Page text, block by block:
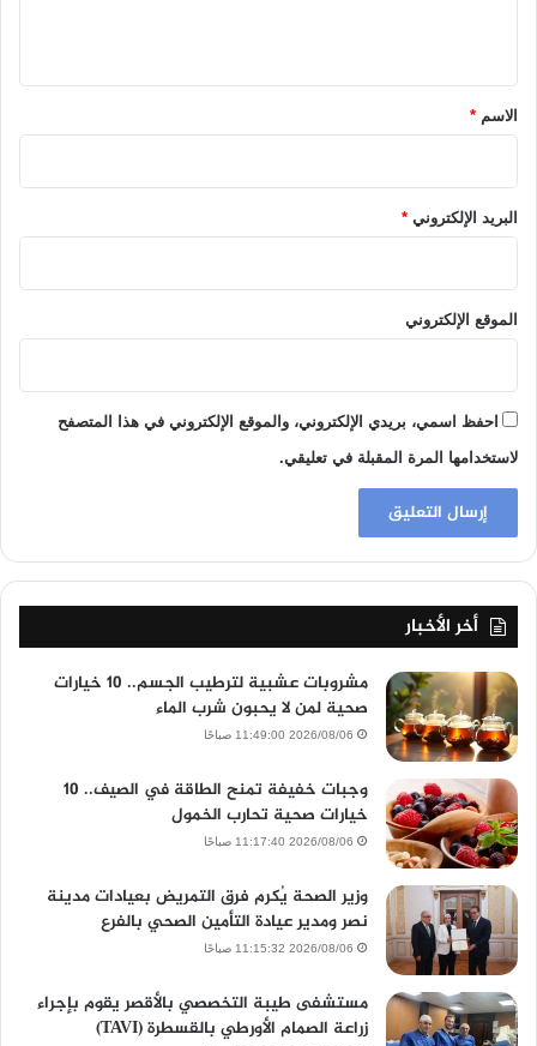
*الاسم *
البريد الإلكتروني *
الموقع الإلكتروني
احفظ اسمي، بريدي الإلكتروني، والموقع الإلكتروني في هذا المتصفح
لاستخدامها المرة المقبلة في تعليقي.
أخر الأخبار
مشروبات عشبية لترطيب الجسم.. 10 خيارات
صحية لمن لا يحبون شرب الماء
2026/08/06 11:49:00 صباحًا
وجبات خفيفة تمنح الطاقة في الصيف.. 10
خيارات صحية تحارب الخمول
2026/08/06 11:17:40 صباحًا
وزير الصحة يُكرم فرق التمريض بعيادات مدينة
نصر ومدير عيادة التأمين الصحي بالفرع
2026/08/06 11:15:32 صباحًا
مستشفى طيبة التخصصي بالأقصر يقوم بإجراء
زراعة الصمام الأورطي بالقسطرة (TAVI)